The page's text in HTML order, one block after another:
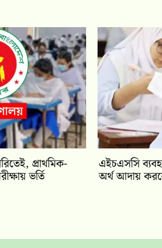
প্রাথমিক-
ভর্তি
এইচএসসি
অর্থ আদায়